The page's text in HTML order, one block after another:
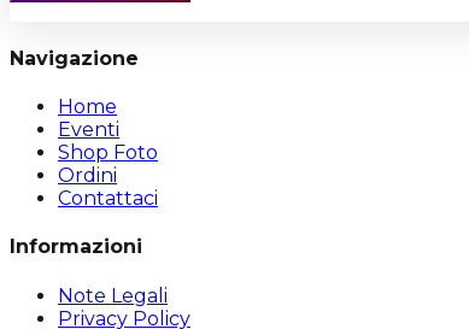
Navigazione
Home
Eventi
Shop Foto
Ordini
Contattaci
Informazioni
Note Legali
Privacy Policy